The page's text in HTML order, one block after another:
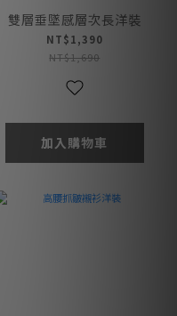
雙層垂墜感層次長洋裝
NT$1,390
NT$1,690
加入購物車